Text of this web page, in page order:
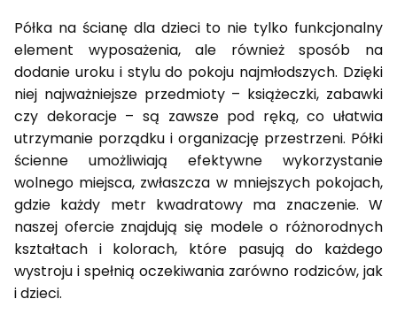
Półka na ścianę dla dzieci to nie tylko funkcjonalny
element wyposażenia, ale również sposób na
dodanie uroku i stylu do pokoju najmłodszych. Dzięki
niej najważniejsze przedmioty – książeczki, zabawki
czy dekoracje – są zawsze pod ręką, co ułatwia
utrzymanie porządku i organizację przestrzeni. Półki
ścienne umożliwiają efektywne wykorzystanie
wolnego miejsca, zwłaszcza w mniejszych pokojach,
gdzie każdy metr kwadratowy ma znaczenie. W
naszej ofercie znajdują się modele o różnorodnych
kształtach i kolorach, które pasują do każdego
wystroju i spełnią oczekiwania zarówno rodziców, jak
i dzieci.